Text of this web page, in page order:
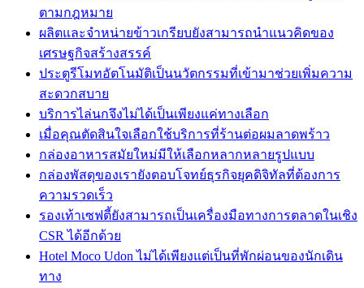
ตามกฎหมาย
ผลิตและจำหน่ายข้าวเกรียบยังสามารถนำแนวคิดของ
เศรษฐกิจสร้างสรรค์
ประตูรีโมทอัตโนมัติเป็นนวัตกรรมที่เข้ามาช่วยเพิ่มความ
สะดวกสบาย
บริการไล่นกจึงไม่ได้เป็นเพียงแค่ทางเลือก
เมื่อคุณตัดสินใจเลือกใช้บริการที่ร้านต่อผมลาดพร้าว
กล่องอาหารสมัยใหม่มีให้เลือกหลากหลายรูปแบบ
กล่องพัสดุของเรายังตอบโจทย์ธุรกิจยุคดิจิทัลที่ต้องการ
ความรวดเร็ว
รองเท้าเซฟตี้ยังสามารถเป็นเครื่องมือทางการตลาดในเชิง
CSR ได้อีกด้วย
Hotel Moco Udon ไม่ได้เพียงแต่เป็นที่พักผ่อนของนักเดิน
ทาง